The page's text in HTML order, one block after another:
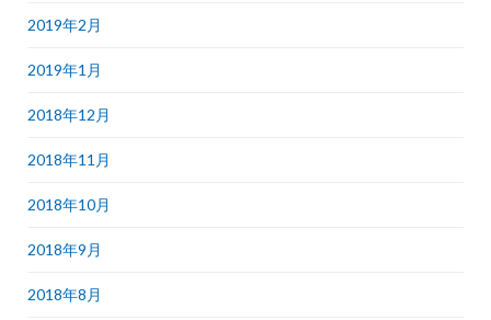
2019年2月
2019年1月
2018年12月
2018年11月
2018年10月
2018年9月
2018年8月